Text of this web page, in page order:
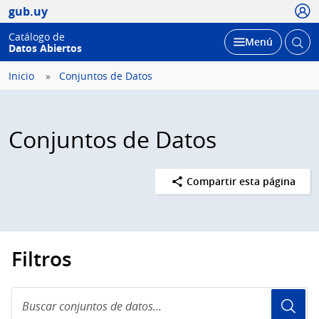
gub.uy
Catálogo de
Datos Abiertos
Desplegar
Menú Abrir
Inicio Conjuntos de Datos
Conjuntos de Datos
Compartir esta página
Filtros
conjuntos